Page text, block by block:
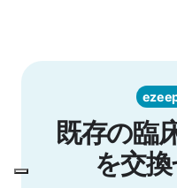
既存の臨
を交